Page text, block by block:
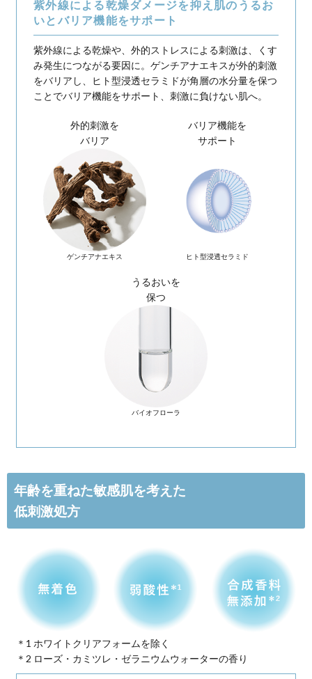
シルクアミノ酸
独自成分「米発酵モ
つややかで澄んだキメ
日本古来の発酵技術に着目し
発酵モイスチャー液」を採用
湯上がり直後のようなうるお
●キメ、透明感 、うるお